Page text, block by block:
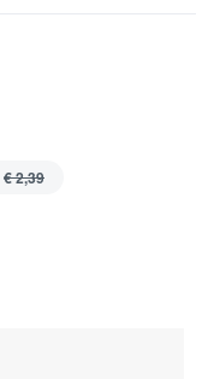
€ 2,39